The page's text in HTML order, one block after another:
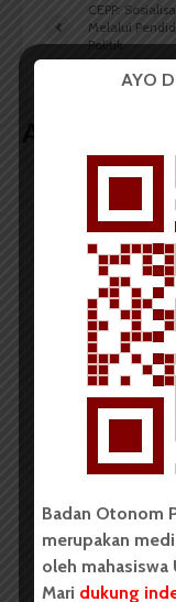
CEPP:
Melalui
Politik
BERITA KAMPUS
BPDP
Redaksi
BERITA KAMPUS
AYO
Badan Otonom
merupakan
oleh mahasiswa
Mari dukung